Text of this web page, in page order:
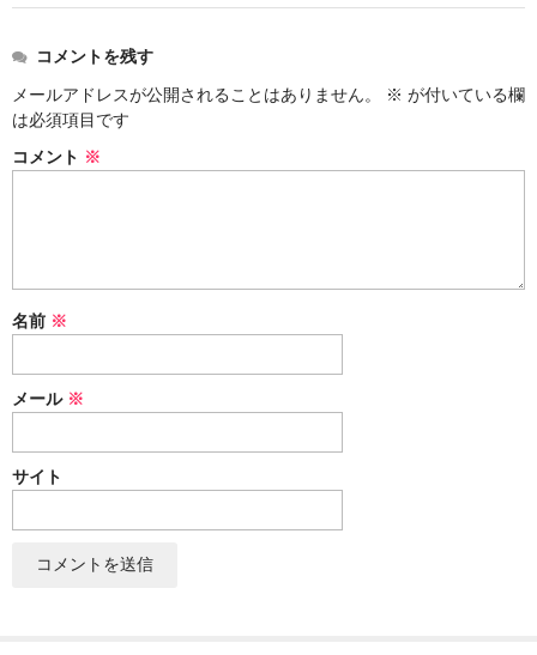
キャラクター
ゆもみちゃん
スイーツ
文具
洋菓子
コメントを残す
メールアドレスが公開されることはありません。
※ が付いている欄
は必須項目です
コメント ※
名前 ※
メール ※
サイト